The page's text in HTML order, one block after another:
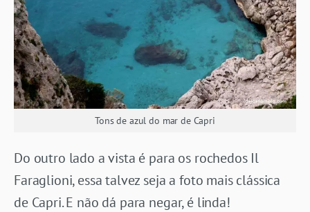
Tons de azul do mar de Capri
Do outro lado a vista é para os rochedos Il
Faraglioni, essa talvez seja a foto mais clássica
de Capri. E não dá para negar, é linda!